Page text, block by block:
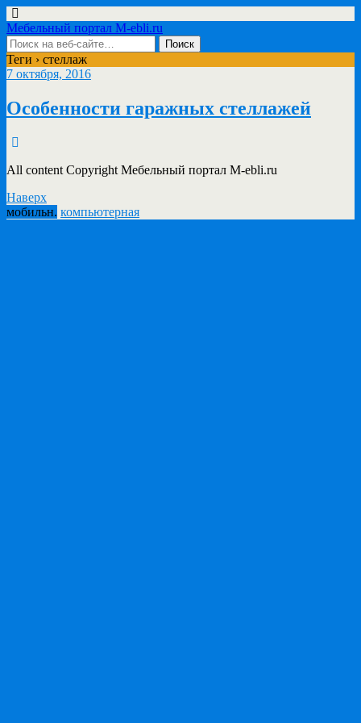
Мебельный портал M-ebli.ru
Теги › стеллаж
7 октября, 2016
Особенности гаражных стеллажей
All content Copyright Мебельный портал M-ebli.ru
Наверх
мобильн. компьютерная